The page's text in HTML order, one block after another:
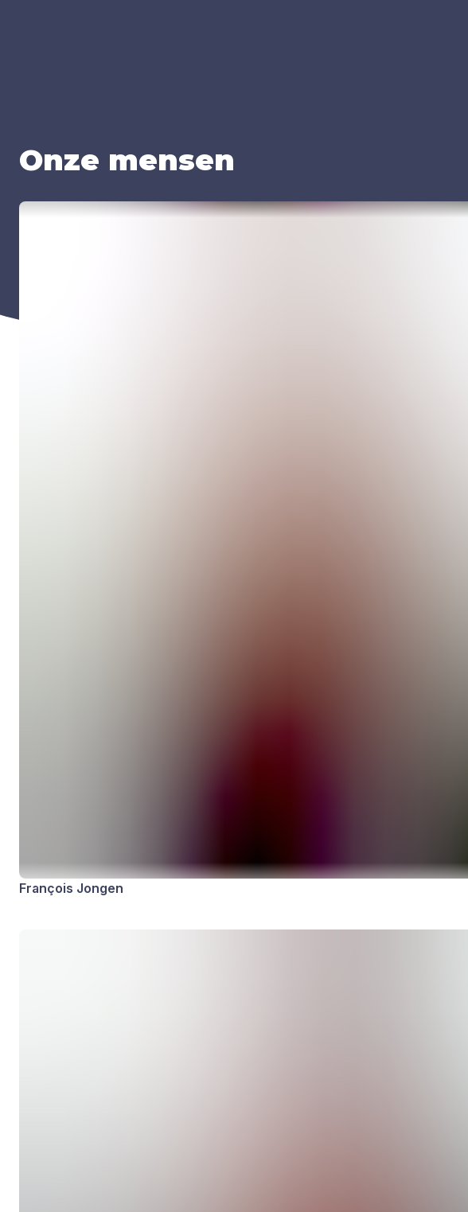
Onze men­sen
François Jongen